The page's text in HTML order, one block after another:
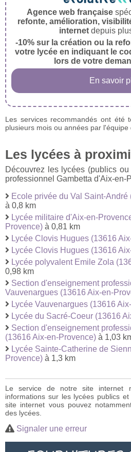
Agence web française
refonte, amélioration,
internet depuis
-10% sur la création ou la
votre lycée en indiquant le
lors de votre
En savoir
Les services recommandés ont été
plusieurs mois ou années par l'équipe
Les lycées à
Découvrez les lycées (publics
professionnel Gambetta d'Aix-en-
Ecole privée du Val Saint-
à 0,8 km
Lycée militaire d'Aix-en-
Provence) à 0,81 km
Lycée Clovis Hugues (13616
Lycée Clovis Hugues (13616
Lycée polyvalent Emile Zola
0,98 km
Section d'enseignement
Vauvenargues (13616 Aix-en-
Lycée Vauvenargues (13616
Lycée du Sacré-Coeur (13616
Section d'enseignement
(13616 Aix-en-Provence) à 1,03
Lycée Sainte-Catherine de
Provence) à 1,3 km
Le service de notre site internet
informations sur les lycées publics
site internet vous pouvez
des lycées.
Signaler une erreur